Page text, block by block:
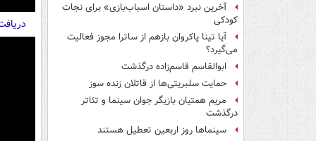
آخرین نبرد «داستان اسباب‌بازی» برای نجات
کودکی
آیا تینا پاکروان بازهم از ساترا مجوز فعالیت
می‌گیرد؟
ابوالقاسم قاسم‌زاده درگذشت
حمایت سلبریتی‌ها از قاتلان زنده سوز
مریم همتیان بازیگر جوان سینما و تئاتر
درگذشت
سینماها روز اربعین تعطیل هستند